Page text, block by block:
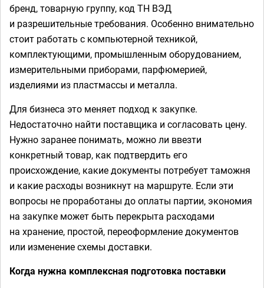
бренд, товарную группу, код ТН ВЭД
и разрешительные требования. Особенно внимательно
стоит работать с компьютерной техникой,
комплектующими, промышленным оборудованием,
измерительными приборами, парфюмерией,
изделиями из пластмассы и металла.
Для бизнеса это меняет подход к закупке.
Недостаточно найти поставщика и согласовать цену.
Нужно заранее понимать, можно ли ввезти
конкретный товар, как подтвердить его
происхождение, какие документы потребует таможня
и какие расходы возникнут на маршруте. Если эти
вопросы не проработаны до оплаты партии, экономия
на закупке может быть перекрыта расходами
на хранение, простой, переоформление документов
или изменение схемы доставки.
Когда нужна комплексная подготовка поставки